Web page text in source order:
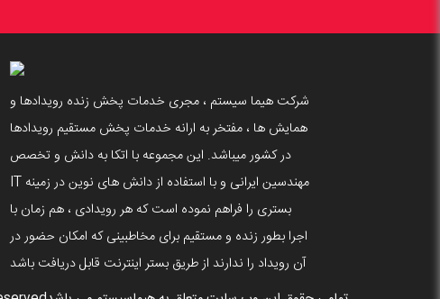
شرکت هیما سیستم ، مجری خدمات پخش زنده رویدادها و
همایش ها ، مفتخر به ارانه خدمات پخش مستقیم رویدادها
در کشور میباشد. این مجموعه با اتکا به دانش و تخصص
مهندسین ایرانی و با استفاده از دانش های نوین در زمینه IT
بستری را فراهم نموده است که هر رویدادی ، هم زمان با
اجرا بطور زنده و مستقیم برای مخاطبینی که امکان حضور در
آن رویداد را ندارند از طریق بستر اینترنت قابل دریافت باشد